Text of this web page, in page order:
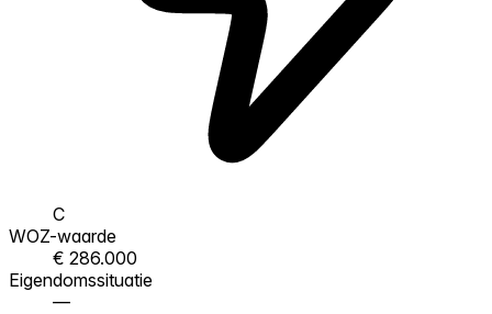
C
WOZ-waarde
€ 286.000
Eigendomssituatie
—